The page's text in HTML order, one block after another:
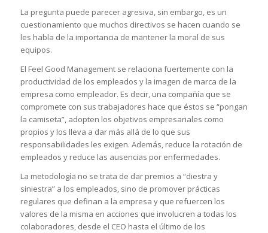
La pregunta puede parecer agresiva, sin embargo, es un
cuestionamiento que muchos directivos se hacen cuando se
les habla de la importancia de mantener la moral de sus
equipos.
El Feel Good Management se relaciona fuertemente con la
productividad de los empleados y la imagen de marca de la
empresa como empleador. Es decir, una compañía que se
compromete con sus trabajadores hace que éstos se “pongan
la camiseta”, adopten los objetivos empresariales como
propios y los lleva a dar más allá de lo que sus
responsabilidades les exigen. Además, reduce la rotación de
empleados y reduce las ausencias por enfermedades.
La metodología no se trata de dar premios a “diestra y
siniestra” a los empleados, sino de promover prácticas
regulares que definan a la empresa y que refuercen los
valores de la misma en acciones que involucren a todas los
colaboradores, desde el CEO hasta el último de los